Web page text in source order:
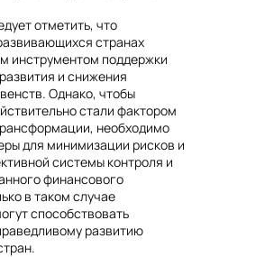
отметить, что
странах
инструментом поддержки
и снижения
Однако, чтобы
стали фактором
необходимо
для минимизации рисков и
системы контроля и
финансового
в таком случае
способствовать
развитию